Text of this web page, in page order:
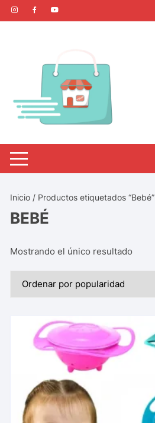
Inicio / Productos etiquetados “Bebé”
BEBÉ
Mostrando el único resultado